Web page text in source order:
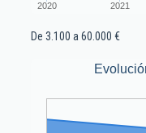
2020 2021
De 3.100 a 60.000 €